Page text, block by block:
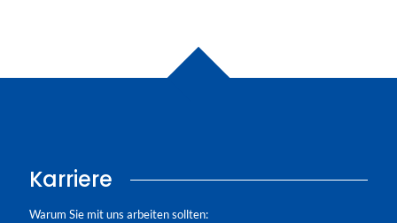
Karriere
Warum Sie mit uns arbeiten sollten: